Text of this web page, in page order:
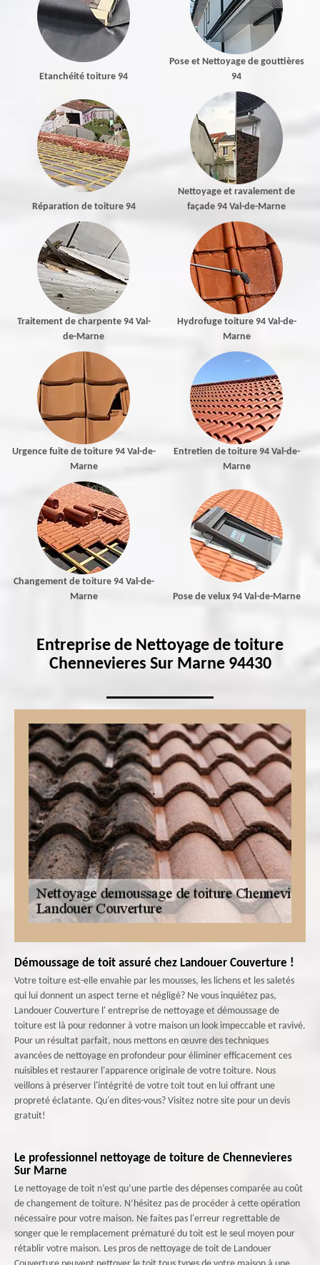
Etanchéité toiture 94
Pose et Nettoyage de gouttières
94
Réparation de toiture 94
Nettoyage et ravalement de
façade 94 Val-de-Marne
Traitement de charpente 94 Val-
de-Marne
Hydrofuge toiture 94 Val-de-
Marne
Urgence fuite de toiture 94 Val-de-
Marne
Entretien de toiture 94 Val-de-
Marne
Changement de toiture 94 Val-de-
Marne
Pose de velux 94 Val-de-Marne
Entreprise de Nettoyage de toiture
Chennevieres Sur Marne 94430
Démoussage de toit assuré chez Landouer Couverture !
Votre toiture est-elle envahie par les mousses, les lichens et les saletés
qui lui donnent un aspect terne et négligé? Ne vous inquiétez pas,
Landouer Couverture l' entreprise de nettoyage et démoussage de
toiture est là pour redonner à votre maison un look impeccable et ravivé.
Pour un résultat parfait, nous mettons en œuvre des techniques
avancées de nettoyage en profondeur pour éliminer efficacement ces
nuisibles et restaurer l'apparence originale de votre toiture. Nous
veillons à préserver l'intégrité de votre toit tout en lui offrant une
propreté éclatante. Qu'en dites-vous? Visitez notre site pour un devis
gratuit!
Le professionnel nettoyage de toiture de Chennevieres
Sur Marne
Le nettoyage de toit n’est qu’une partie des dépenses comparée au coût
de changement de toiture. N’hésitez pas de procéder à cette opération
nécessaire pour votre maison. Ne faites pas l'erreur regrettable de
songer que le remplacement prématuré du toit est le seul moyen pour
rétablir votre maison. Les pros de nettoyage de toit de Landouer